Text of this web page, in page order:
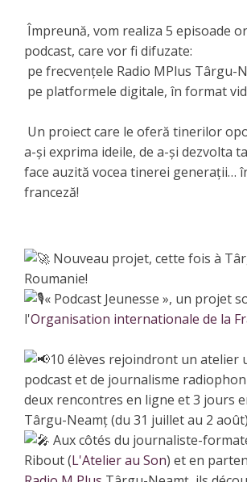
Împreună, vom realiza 5 episoade
podcast, care vor fi difuzate:
pe frecvențele Radio MPlus Târgu-
pe platformele digitale, în format
Un proiect care le oferă tinerilor
a-și exprima ideile, de a-și dezvolta
face auzită vocea tinerei generații…
franceză!
Nouveau projet, cette fois à
Roumanie!
« Podcast Jeunesse », un projet
l'Organisation internationale de la
10 élèves rejoindront un atelier
podcast et de journalisme
deux rencontres en ligne et 3 jours
Târgu-Neamț (du 31 juillet au 2
Aux côtés du journaliste-
Ribout (L'Atelier au Son) et en